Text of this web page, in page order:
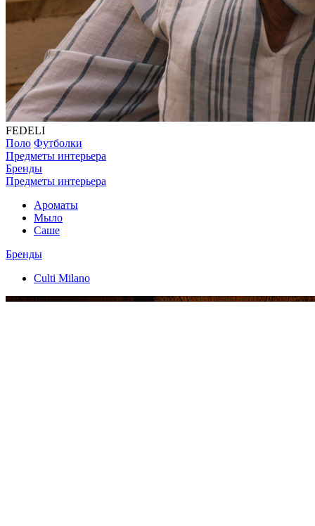
FEDELI
Поло Футболки
Предметы интерьера
Бренды
Предметы интерьера
Ароматы
Мыло
Саше
Бренды
Culti Milano